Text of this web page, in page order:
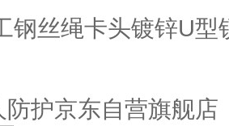
钢丝绳卡头镀锌U
护京东自营旗舰店